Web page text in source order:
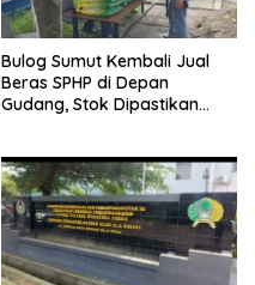
Bulog Sumut Kembali Jual
Beras SPHP di Depan
Gudang, Stok Dipastikan